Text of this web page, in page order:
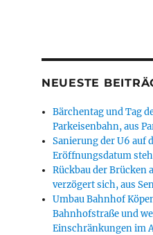
NEUESTE
Bärchentag und Tag
Parkeisenbahn, aus
Sanierung der U6 auf
Eröffnungsdatum
Rückbau der Brücken
verzögert sich, aus
Umbau Bahnhof
Bahnhofstraße und
Einschränkungen im